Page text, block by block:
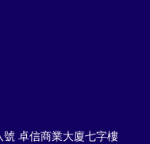
卓信商業大廈七字樓